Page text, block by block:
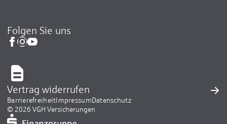
Folgen Sie uns
Vertrag widerrufen
BarrierefreiheitImpressumDatenschutz
© 2026 VGH Versicherungen